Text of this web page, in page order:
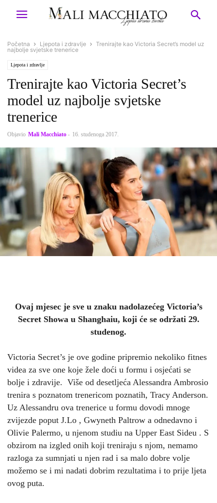
Početna Ljepota i zdravlje
Trenirajte kao Victoria Secret’s model uz
najbolje svjetske trenerice
Ljepota i zdravlje
Trenirajte kao Victoria Secret’s
model uz najbolje svjetske
trenerice
Objavio Mali Macchiato - 16. studenoga 2017.
Ovaj mjesec je sve u znaku nadolazećeg Victoria’s
Secret Showa u Shanghaiu, koji će se održati 29.
studenog.
Victoria Secret’s je ove godine pripremio nekoliko fitnes
videa za sve one koje žele doći u formu i osjećati se
bolje i zdravije. Više od desetljeća Alessandra Ambrosio
trenira s poznatom trenericom poznatih, Tracy Anderson.
Uz Alessandru ova trenerice u formu dovodi mnoge
zvijezde poput J.Lo , Gwyneth Paltrow a odnedavno i
Olivie Palermo, u njenom studiu na Upper East Sideu . S
obzirom na izgled onih koji treniraju s njom, nemamo
razloga za sumnjati u njen rad i sa malo dobre volje
možemo se i mi nadati dobrim rezultatima i to prije ljeta
ovog puta.